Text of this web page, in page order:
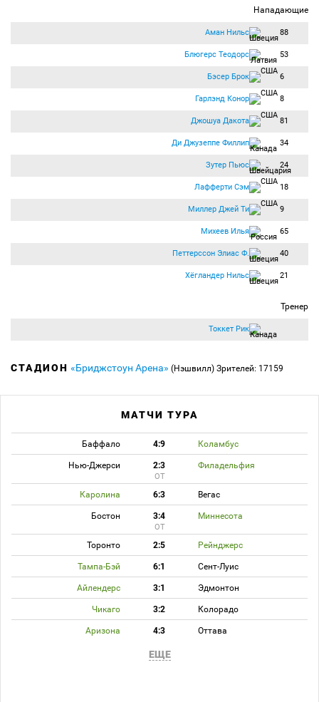
Нападающие
Аман Нильс 88
Блюгерс Теодорс 53
Бэсер Брок 6
Гарлэнд Конор 8
Джошуа Дакота 81
Ди Джузеппе Филлип 34
Зутер Пьюс 24
Лафферти Сэм 18
Миллер Джей Ти 9
Михеев Илья 65
Петтерссон Элиас Ф. 40
Хёгландер Нильс 21
Тренер
Токкет Рик
СТАДИОН «Бриджстоун Арена» (Нэшвилл) Зрителей: 17159
МАТЧИ ТУРА
Баффало 4:9 Коламбус
Нью-Джерси 2:3 Филадельфия
ОТ
Каролина 6:3 Вегас
Бостон 3:4 Миннесота
ОТ
Торонто 2:5 Рейнджерс
Тампа-Бэй 6:1 Сент-Луис
Айлендерс 3:1 Эдмонтон
Чикаго 3:2 Колорадо
Аризона 4:3 Оттава
ЕЩЕ